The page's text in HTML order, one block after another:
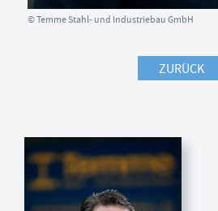
© Temme Stahl- und Industriebau GmbH
ZURÜCK